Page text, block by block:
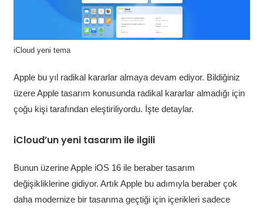
iCloud yeni tema
Apple bu yıl radikal kararlar almaya devam ediyor. Bildiğiniz
üzere Apple tasarım konusunda radikal kararlar almadığı için
çoğu kişi tarafından eleştiriliyordu. İşte detaylar.
iCloud’un yeni tasarım ile ilgili
Bunun üzerine Apple iOS 16 ile beraber tasarım
değişikliklerine gidiyor. Artık Apple bu adımıyla beraber çok
daha modernize bir tasarıma geçtiği için içerikleri sadece